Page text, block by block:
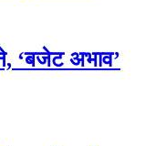
‘बजेट अभाव’